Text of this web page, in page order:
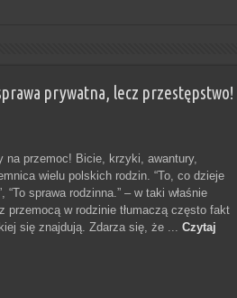
prywatna, lecz przestępstwo!
na przemoc! Bicie, krzyki, awantury,
wielu polskich rodzin. “To, co dzieje
sprawa rodzinna.” – w taki właśnie
w rodzinie tłumaczą często fakt
się znajdują. Zdarza się, że ... Czytaj